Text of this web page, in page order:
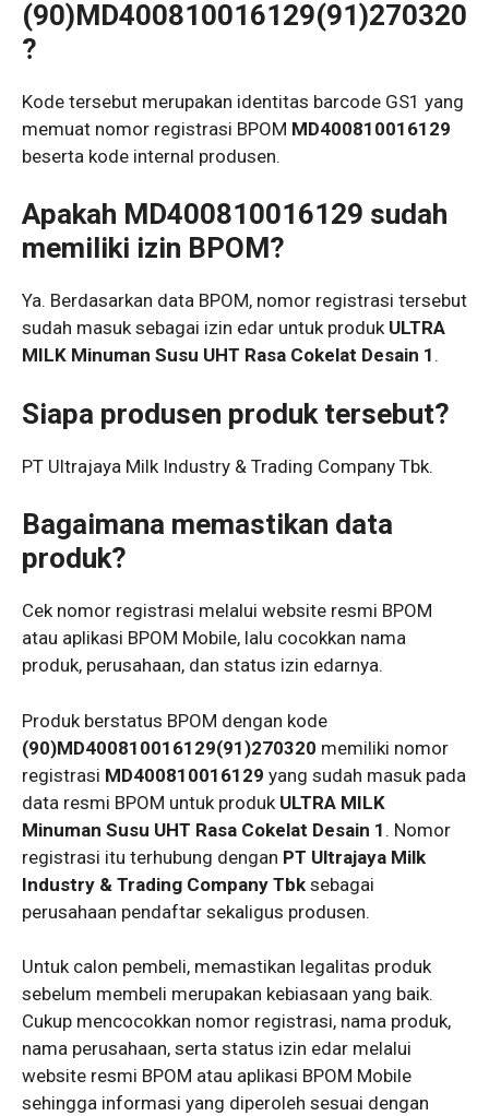
(90)MD400810016129(91)270320
?
Kode tersebut merupakan identitas barcode GS1 yang
memuat nomor registrasi BPOM MD400810016129
beserta kode internal produsen.
Apakah MD400810016129 sudah
memiliki izin BPOM?
Ya. Berdasarkan data BPOM, nomor registrasi tersebut
sudah masuk sebagai izin edar untuk produk ULTRA
MILK Minuman Susu UHT Rasa Cokelat Desain 1 .
Siapa produsen produk tersebut?
PT Ultrajaya Milk Industry & Trading Company Tbk.
Bagaimana memastikan data
produk?
Cek nomor registrasi melalui website resmi BPOM
atau aplikasi BPOM Mobile, lalu cocokkan nama
produk, perusahaan, dan status izin edarnya.
Produk berstatus BPOM dengan kode
(90)MD400810016129(91)270320 memiliki nomor
registrasi MD400810016129 yang sudah masuk pada
data resmi BPOM untuk produk ULTRA MILK
Minuman Susu UHT Rasa Cokelat Desain 1 . Nomor
registrasi itu terhubung dengan PT Ultrajaya Milk
Industry & Trading Company Tbk sebagai
perusahaan pendaftar sekaligus produsen.
Untuk calon pembeli, memastikan legalitas produk
sebelum membeli merupakan kebiasaan yang baik.
Cukup mencocokkan nomor registrasi, nama produk,
nama perusahaan, serta status izin edar melalui
website resmi BPOM atau aplikasi BPOM Mobile
sehingga informasi yang diperoleh sesuai dengan